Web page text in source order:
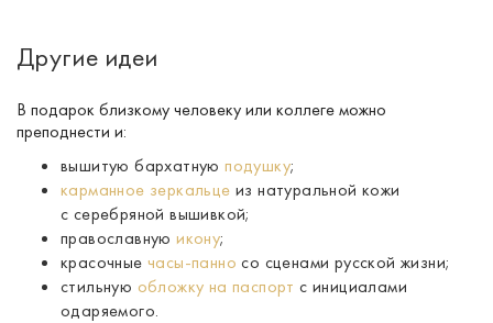
Другие идеи
В подарок близкому человеку или коллеге можно
преподнести и:
вышитую бархатнуюподушку;
карманное зеркальце из натуральной кожи
с серебряной вышивкой;
православнуюикону;
красочные часы-панно со сценами русской жизни;
стильную обложку на паспорт с инициалами
одаряемого.